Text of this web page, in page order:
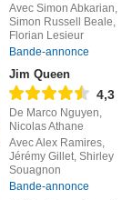
Avec Simon Abkarian,
Simon Russell Beale,
Florian Lesieur
Bande-annonce
Jim Queen
4,3
De Marco Nguyen,
Nicolas Athane
Avec Alex Ramires,
Jérémy Gillet, Shirley
Souagnon
Bande-annonce